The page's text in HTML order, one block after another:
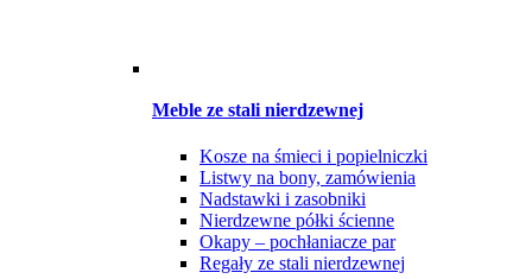
Meble ze stali nierdzewnej
Kosze na śmieci i popielniczki
Listwy na bony, zamówienia
Nadstawki i zasobniki
Nierdzewne półki ścienne
Okapy – pochłaniacze par
Regały ze stali nierdzewnej